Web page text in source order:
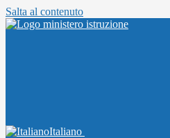
Salta al contenuto
Italiano